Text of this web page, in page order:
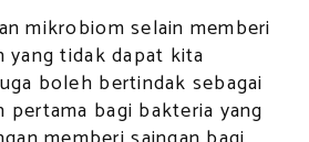
mikrobiom selain memberi
yang tidak dapat kita
boleh bertindak sebagai
pertama bagi bakteria yang